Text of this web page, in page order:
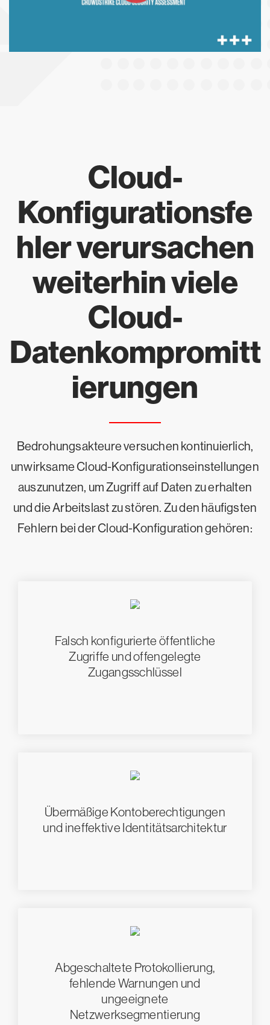
Cloud-
Konfigurationsfe
hler verursachen
weiterhin viele
Cloud-
Datenkompromitt
ierungen
Bedrohungsakteure versuchen kontinuierlich,
unwirksame Cloud-Konfigurationseinstellungen
auszunutzen, um Zugriff auf Daten zu erhalten
und die Arbeitslast zu stören. Zu den häufigsten
Fehlern bei der Cloud-Konfiguration gehören:
Falsch konfigurierte öffentliche
Zugriffe und offengelegte
Zugangsschlüssel
Übermäßige Kontoberechtigungen
und ineffektive Identitätsarchitektur
Abgeschaltete Protokollierung,
fehlende Warnungen und
ungeeignete
Netzwerksegmentierung